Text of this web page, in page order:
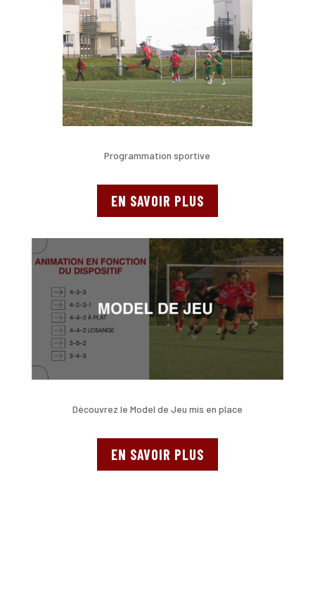
Programmation sportive
EN SAVOIR PLUS
Découvrez le Model de Jeu mis en place
EN SAVOIR PLUS